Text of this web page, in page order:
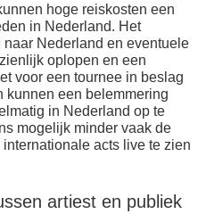
hoge reiskosten een
in Nederland. Het
Nederland en eventuele
oplopen en een
voor een tournee in beslag
kunnen een belemmering
in Nederland op te
mogelijk minder vaak de
acts live te zien
artiest en publiek